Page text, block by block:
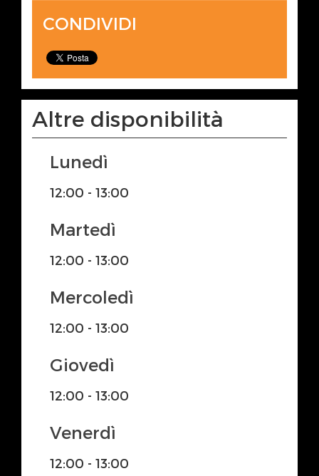
CONDIVIDI
Altre disponibilità
Lunedì
12:00 - 13:00
Martedì
12:00 - 13:00
Mercoledì
12:00 - 13:00
Giovedì
12:00 - 13:00
Venerdì
12:00 - 13:00